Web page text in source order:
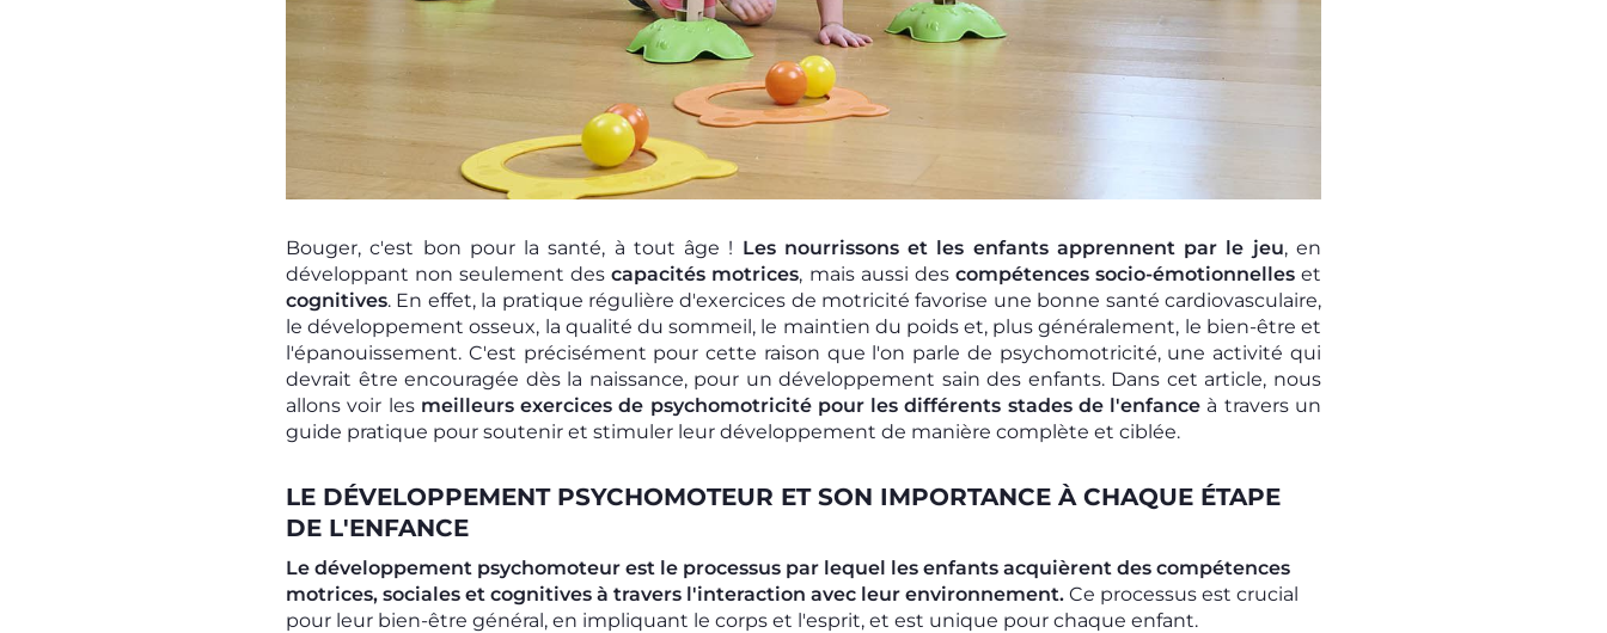
Bouger, c'est bon pour la santé, à tout âge ! Les nourrissons et les enfants apprennent par le jeu, en
développant non seulement descapacités motrices, mais aussi des compétences socio-émotionnelleset
cognitives. En effet, la pratique régulière d'exercices de motricité favorise une bonne santé cardiovasculaire,
le développement osseux, la qualité du sommeil, le maintien du poids et, plus généralement, le bien-être et
l'épanouissement. C'est précisément pour cette raison que l'on parle de psychomotricité, une activité qui
devrait être encouragée dès la naissance, pour un développement sain des enfants. Dans cet article, nous
allons voir les meilleurs exercices de psychomotricité pour les différents stades de l'enfance à travers un
guide pratique pour soutenir et stimuler leur développement de manière complète et ciblée.
LE DÉVELOPPEMENT PSYCHOMOTEUR ET SON IMPORTANCE À CHAQUE ÉTAPE
DE L'ENFANCE
Le développement psychomoteur est le processus par lequel les enfants acquièrent des compétences
motrices, sociales et cognitives à travers l'interaction avec leur environnement. Ce processus est crucial
pour leur bien-être général, en impliquant le corps et l'esprit, et est unique pour chaque enfant.